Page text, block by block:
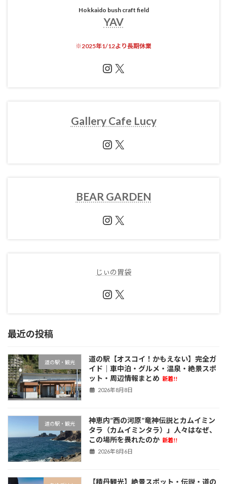
Hokkaido bush craft field
YAV
※2025年1/12より長期休業
Instagram
X
Gallery Cafe Lucy
Instagram
X
BEAR GARDEN
Instagram
X
じぃの胃袋
Instagram
X
最近の投稿
道の駅・観光
道の駅【オスコイ！かもえない】完全ガ
イド｜車中泊・グルメ・温泉・絶景スポ
ット・周辺情報まとめ 新着!!
2026年8月8日
道の駅・観光
神恵内”西の河原”竜神伝説とカムイミン
タラ（カムイミンタラ）」人々はなぜ、
この場所を畏れたのか 新着!!
2026年8月6日
【積丹観光】絶景スポット・伝説・道の